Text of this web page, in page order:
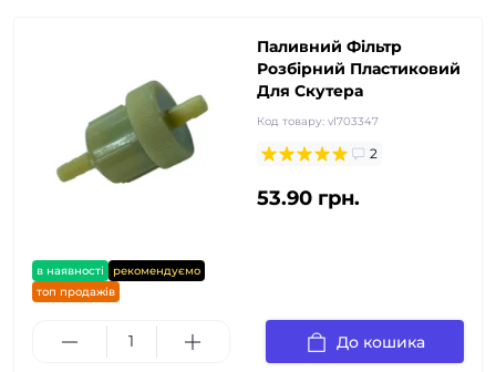
в наявності
рекомендуємо
топ продажів
Паливний Фільтр
Розбірний Пластиковий
Для Скутера
Код товару: vl703347
2
53.90 грн.
До кошика